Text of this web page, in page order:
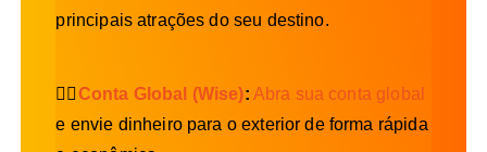
principais atrações do seu destino.
👉🏻Conta Global (Wise): Abra sua conta global
e envie dinheiro para o exterior de forma rápida